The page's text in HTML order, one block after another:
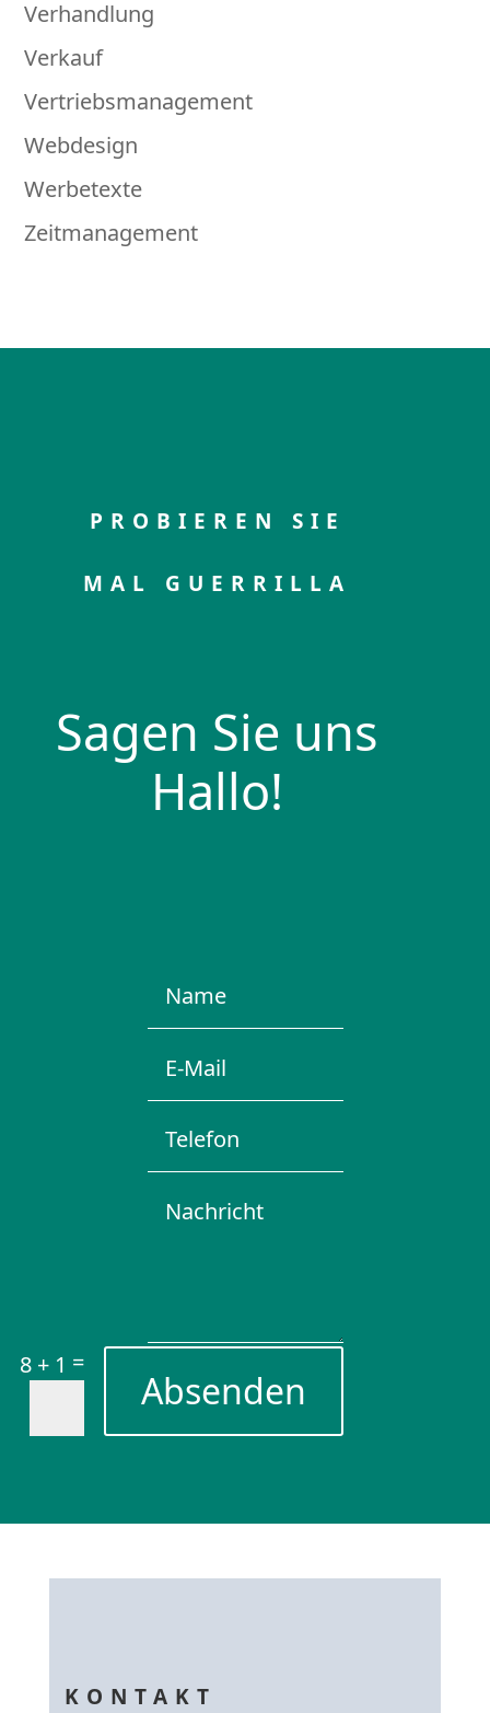
Verhandlung
Verkauf
Vertriebsmanagement
Webdesign
Werbetexte
Zeitmanagement
PROBIEREN SIE
MAL GUERRILLA
Sagen Sie uns
Hallo!
8 + 1 =
Absenden
KONTAKT